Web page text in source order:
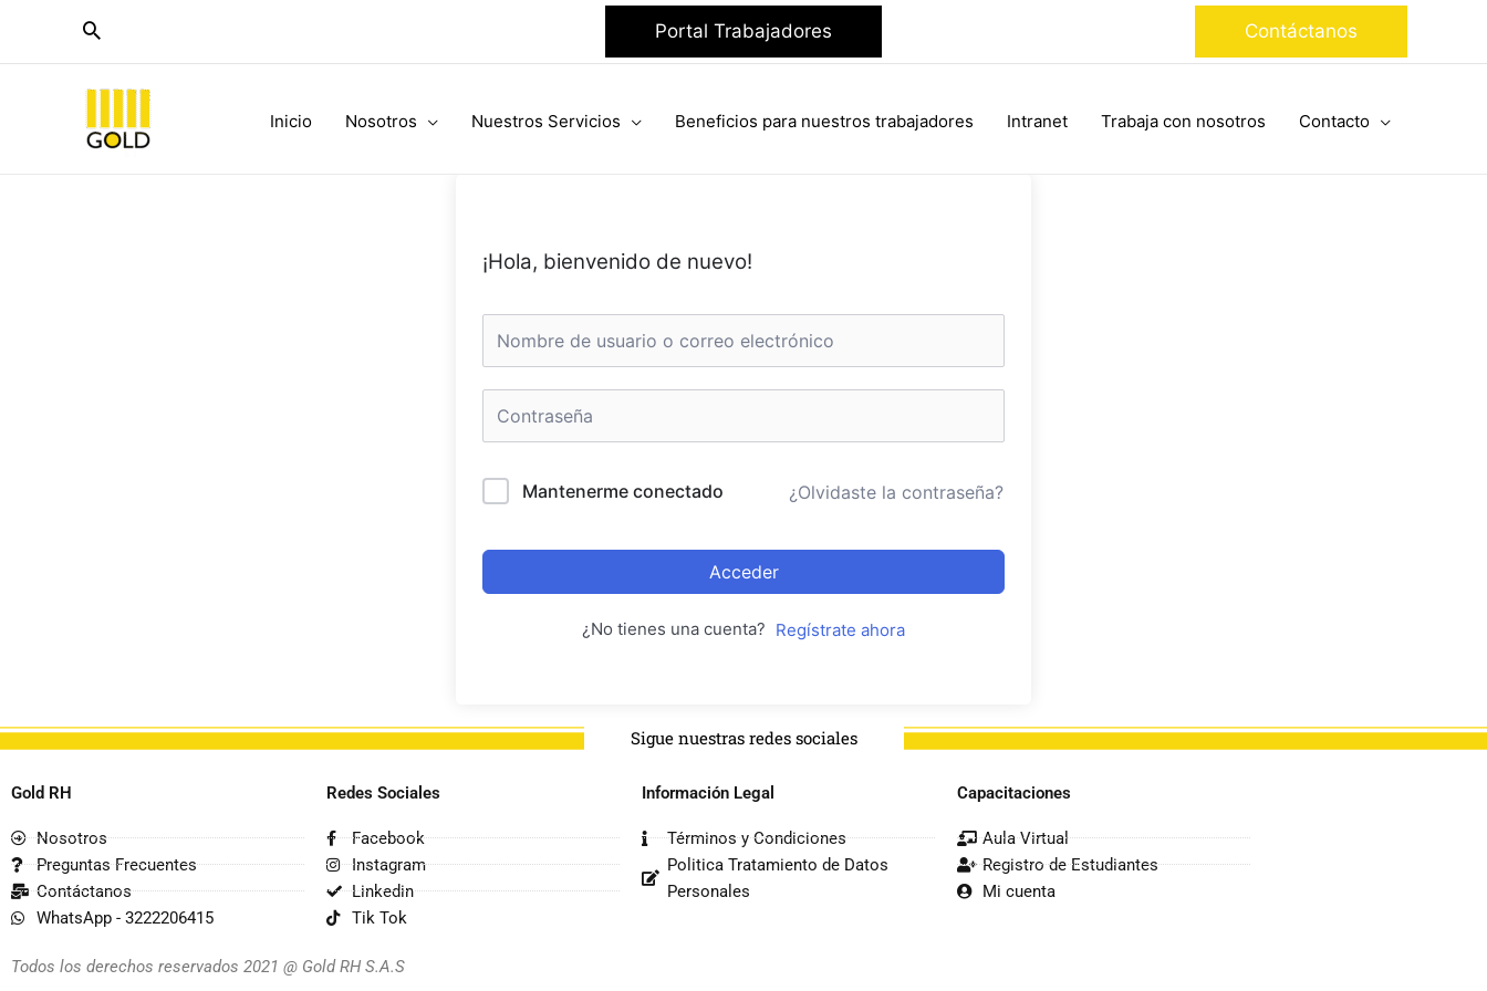
contenido
Portal Trabajadores Contáctanos
Inicio Nosotros Nuestros Servicios Beneficios para nuestros trabajadores Intranet Trabaja con nosotros Contacto
¡Hola, bienvenido de nuevo!
Mantenerme conectado ¿Olvidaste la contraseña?
Acceder
¿No tienes una cuenta? Regístrate ahora
Sigue nuestras redes sociales
Gold RH
Nosotros
Preguntas Frecuentes
Contáctanos
WhatsApp - 3222206415
Redes Sociales
Facebook
Instagram
Linkedin
Tik Tok
Información Legal
Términos y Condiciones
Politica Tratamiento de Datos
Personales
Capacitaciones
Aula Virtual
Registro de Estudiantes
Mi cuenta
Todos los derechos reservados 2021 @ Gold RH S.A.S